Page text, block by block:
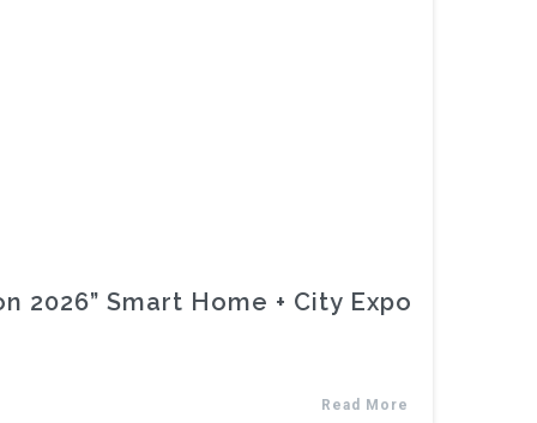
2026” Smart Home + City Expo
Read More